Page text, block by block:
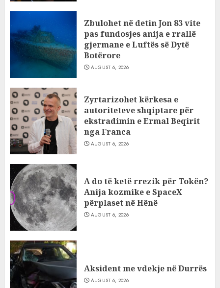
Zbulohet në detin Jon 83 vite
pas fundosjes anija e rrallë
gjermane e Luftës së Dytë
Botërore
AUGUST 6, 2026
Zyrtarizohet kërkesa e
autoriteteve shqiptare për
ekstradimin e Ermal Beqirit
nga Franca
AUGUST 6, 2026
A do të ketë rrezik për Tokën?
Anija kozmike e SpaceX
përplaset në Hënë
AUGUST 6, 2026
Aksident me vdekje në Durrës
AUGUST 6, 2026